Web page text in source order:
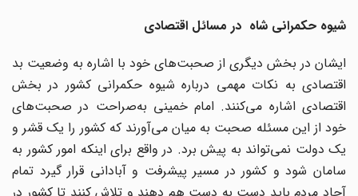
شیوه حکمرانی شاه در مسائل اقتصادی
ایشان در بخش دیگری از صحبت‌های خود با اشاره به وضعیت بد
اقتصادی به نکات مهمی درباره شیوه حکمرانی کشور در بخش
اقتصادی اشاره می‌کنند. امام خمینی به‌صراحت در صحبت‌های
خود از این مسئله صحبت به میان می‌آورند که کشور را یک قشر و
یک دولت نمی‌تواند به پیش برد. در واقع برای اینکه امور کشور به
سامان شود و کشور در مسیر پیشرفت و آبادانی قرار گیرد تمام